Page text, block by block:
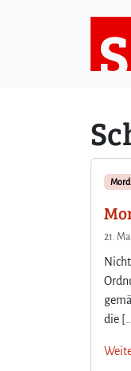
Mord
21.
die